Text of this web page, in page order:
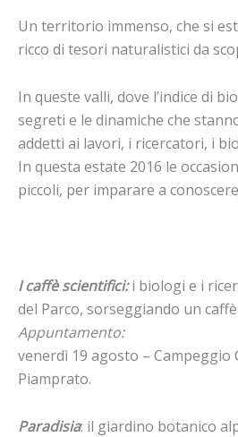
Un territorio immenso, che si
ricco di tesori naturalistici da
In queste valli, dove l’indice di
segreti e le dinamiche che
addetti ai lavori, i ricercatori, i
In questa estate 2016 le
piccoli, per imparare a
I caffè scientifici:i biologi e i
del Parco, sorseggiando un
Appuntamento:
venerdì 19 agosto – Campeggio
Piamprato.
Paradisia: il giardino botanico